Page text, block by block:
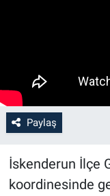
Paylaş
İskenderun İlçe
koordinesinde